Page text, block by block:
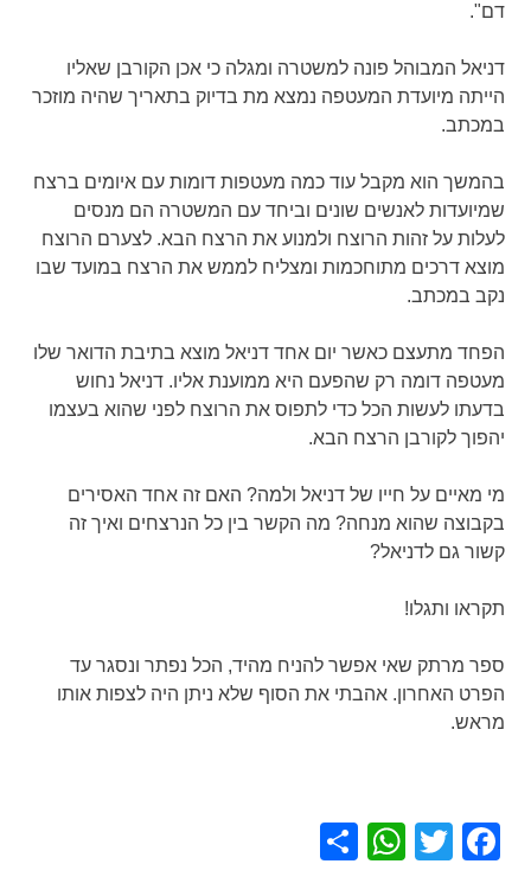
דם".
דניאל המבוהל פונה למשטרה ומגלה כי אכן הקורבן שאליו
הייתה מיועדת המעטפה נמצא מת בדיוק בתאריך שהיה מוזכר
במכתב.
בהמשך הוא מקבל עוד כמה מעטפות דומות עם איומים ברצח
שמיועדות לאנשים שונים וביחד עם המשטרה הם מנסים
לעלות על זהות הרוצח ולמנוע את הרצח הבא. לצערם הרוצח
מוצא דרכים מתוחכמות ומצליח לממש את הרצח במועד שבו
נקב במכתב.
הפחד מתעצם כאשר יום אחד דניאל מוצא בתיבת הדואר שלו
מעטפה דומה רק שהפעם היא ממוענת אליו. דניאל נחוש
בדעתו לעשות הכל כדי לתפוס את הרוצח לפני שהוא בעצמו
יהפוך לקורבן הרצח הבא.
מי מאיים על חייו של דניאל ולמה? האם זה אחד האסירים
בקבוצה שהוא מנחה? מה הקשר בין כל הנרצחים ואיך זה
קשור גם לדניאל?
תקראו ותגלו!
ספר מרתק שאי אפשר להניח מהיד, הכל נפתר ונסגר עד
הפרט האחרון. אהבתי את הסוף שלא ניתן היה לצפות אותו
מראש.
Facebook
Twitter
WhatsApp